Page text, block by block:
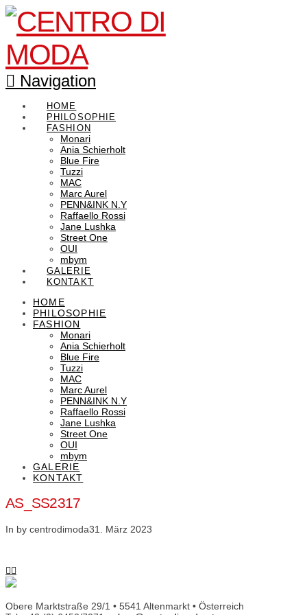
Navigation
HOME
PHILOSOPHIE
FASHION
Monari
Ania Schierholt
Blue Fire
Tuzzi
MAC
Marc Aurel
PENN&INK N.Y
Raffaello Rossi
Jane Lushka
Street One
OUI
mbym
GALERIE
KONTAKT
HOME
PHILOSOPHIE
FASHION
Monari
Ania Schierholt
Blue Fire
Tuzzi
MAC
Marc Aurel
PENN&INK N.Y
Raffaello Rossi
Jane Lushka
Street One
OUI
mbym
GALERIE
KONTAKT
AS_SS2317
In by centrodimoda31. März 2023
Obere Marktstraße 29/1 • 5541 Altenmarkt • Österreich